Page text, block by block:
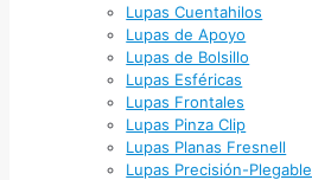
Lupas Cuentahilos
Lupas de Apoyo
Lupas de Bolsillo
Lupas Esféricas
Lupas Frontales
Lupas Pinza Clip
Lupas Planas Fresnell
Lupas Precisión-Plegable